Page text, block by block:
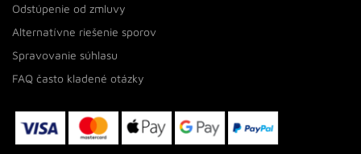
Odstúpenie od zmluvy
Alternatívne riešenie sporov
Spravovanie súhlasu
FAQ často kladené otázky